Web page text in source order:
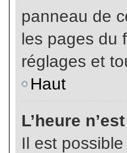
panneau de
les pages du
réglages et
Haut
L’heure
Il est